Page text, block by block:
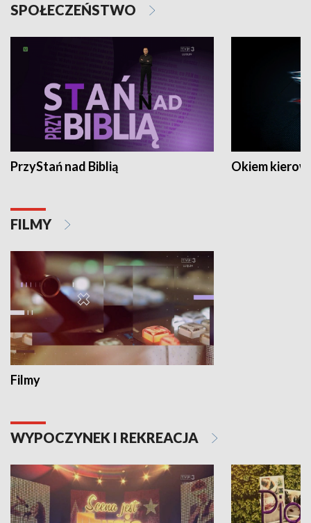
SPOŁECZEŃSTWO
PrzyStań nad Biblią Okiem
FILMY
Filmy
WYPOCZYNEK I REKREACJA